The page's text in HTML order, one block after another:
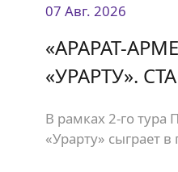
07 Авг. 2026
«АРАРАТ-
«УРАРТУ».
В рамках 2-го
«Урарту» сыграет в